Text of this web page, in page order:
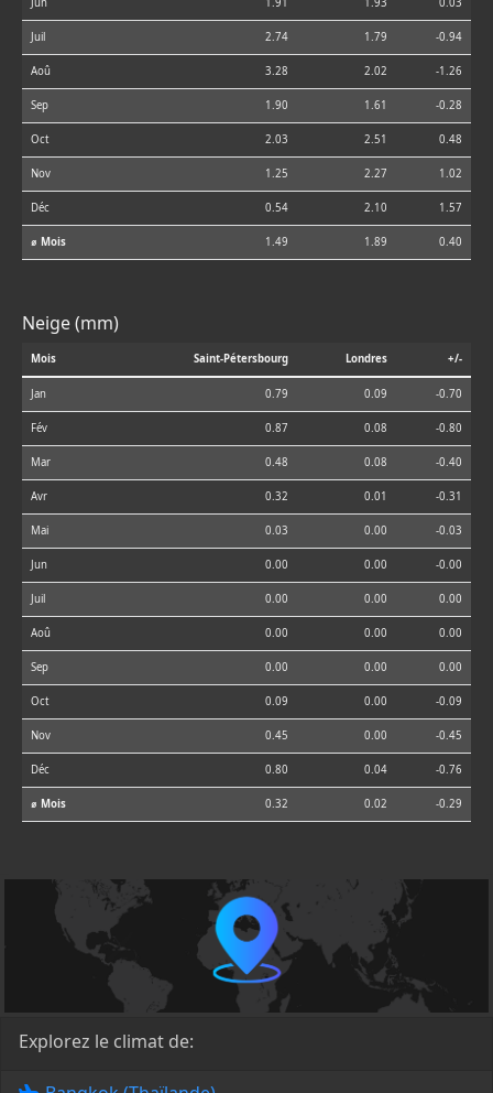
Jun 1.91 1.93 0.03
Juil 2.74 1.79 -0.94
Aoû 3.28 2.02 -1.26
Sep 1.90 1.61 -0.28
Oct 2.03 2.51 0.48
Nov 1.25 2.27 1.02
Déc 0.54 2.10 1.57
⌀ Mois 1.49 1.89 0.40
Neige (mm)
Mois Saint-Pétersbourg Londres +/-
Jan 0.79 0.09 -0.70
Fév 0.87 0.08 -0.80
Mar 0.48 0.08 -0.40
Avr 0.32 0.01 -0.31
Mai 0.03 0.00 -0.03
Jun 0.00 0.00 -0.00
Juil 0.00 0.00 0.00
Aoû 0.00 0.00 0.00
Sep 0.00 0.00 0.00
Oct 0.09 0.00 -0.09
Nov 0.45 0.00 -0.45
Déc 0.80 0.04 -0.76
⌀ Mois 0.32 0.02 -0.29
Explorez le climat de: